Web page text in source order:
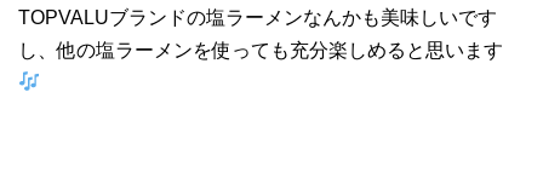
TOPVALUブランドの塩ラーメンなんかも美味しいです
し、他の塩ラーメンを使っても充分楽しめると思います